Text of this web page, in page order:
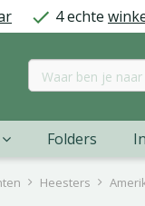
Heesters
4 echte
Folders